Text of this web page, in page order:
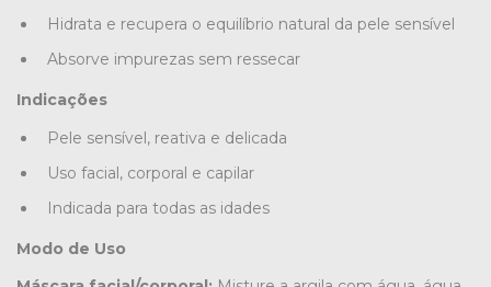
Hidrata e recupera o equilíbrio natural da pele sensível
Absorve impurezas sem ressecar
Indicações
Pele sensível, reativa e delicada
Uso facial, corporal e capilar
Indicada para todas as idades
Modo de Uso